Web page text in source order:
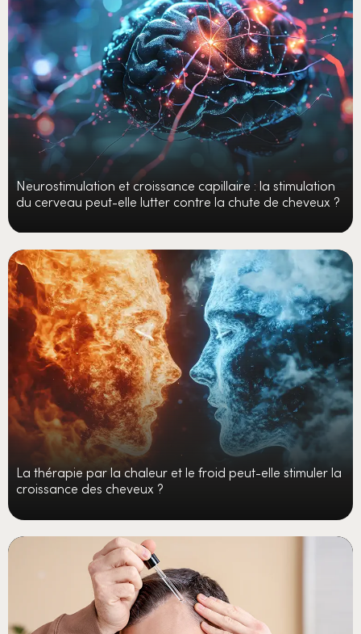
Neurostimulation et croissance capillaire : la stimulation
du cerveau peut-elle lutter contre la chute de cheveux ?
La thérapie par la chaleur et le froid peut-elle stimuler la
croissance des cheveux ?